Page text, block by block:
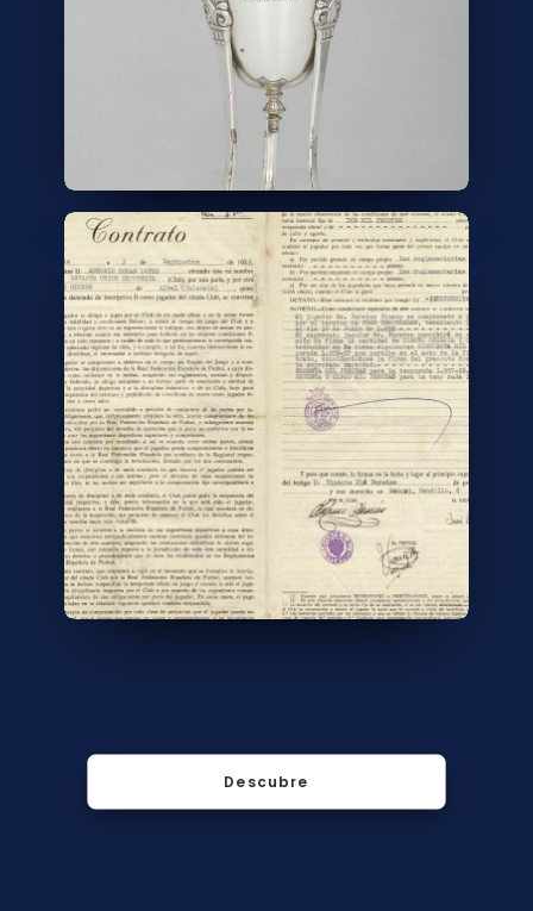
Descubre